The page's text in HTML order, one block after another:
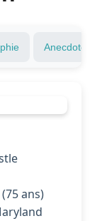
Anecdotes
ans)